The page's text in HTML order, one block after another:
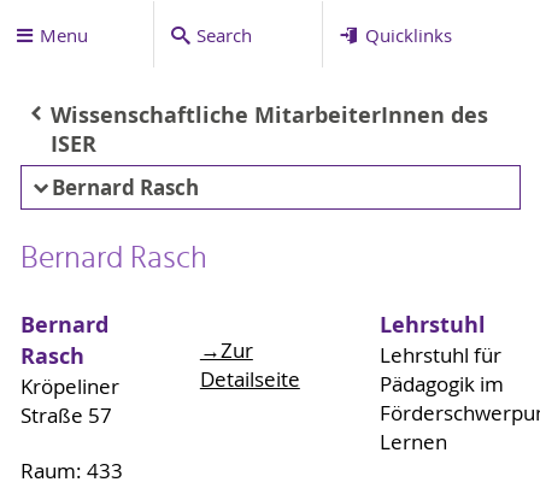
Menu Search Quicklinks
Wissenschaftliche MitarbeiterInnen des
ISER
Bernard Rasch
Bernard Rasch
Bernard
Rasch
Kröpeliner
Straße 57
Raum: 433
→Zur
Detailseite
Lehrstuhl
Lehrstuhl für
Pädagogik im
Lernen